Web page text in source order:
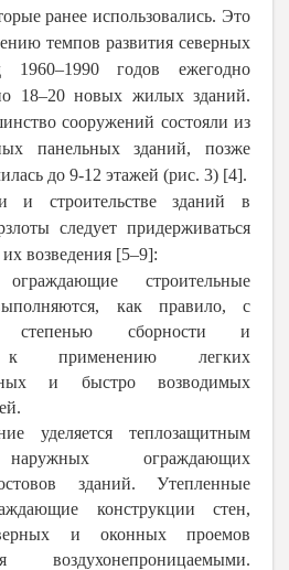
ранее использовались. Это
темпов развития северных
годов ежегодно
18–20 новых жилых зданий.
сооружений состояли из
панельных зданий, позже
до 9-12 этажей (рис. 3) [4].
и строительстве зданий в
следует придерживаться
возведения [5–9]:
строительные
как правило, с
степенью сборности и
к применению легких
и быстро возводимых
уделяется теплозащитным
ограждающих
зданий. Утепленные
конструкции стен,
и оконных проемов
воздухонепроницаемыми.